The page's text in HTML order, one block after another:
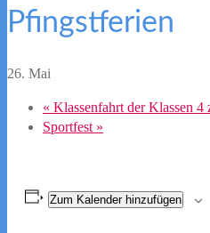
Pfingstferien
26. Mai
« Klassenfahrt der Klassen 4
Sportfest »
Zum Kalender hinzufügen